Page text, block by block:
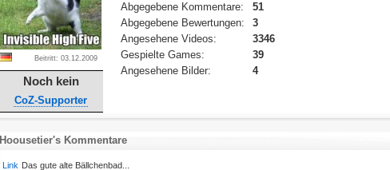
Beitritt: 03.12.2009
Noch kein
CoZ-Supporter
Abgegebene Kommentare:
51
Abgegebene Bewertungen:
3
Angesehene Videos:
3346
Gespielte Games:
39
Angesehene Bilder:
4
Hoousetier's Kommentare
Link Das gute alte Bällchenbad...